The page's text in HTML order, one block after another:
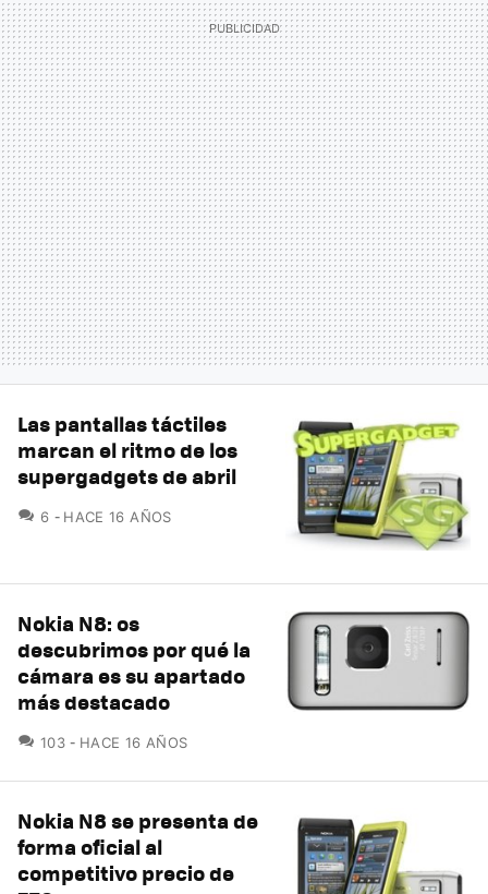
Las pantallas táctiles
marcan el ritmo de los
supergadgets de abril
6 COMENTARIOS
HACE 16 AÑOS
Nokia N8: os
descubrimos por qué la
cámara es su apartado
más destacado
103 COMENTARIOS
HACE 16 AÑOS
Nokia N8 se presenta de
forma oficial al
competitivo precio de